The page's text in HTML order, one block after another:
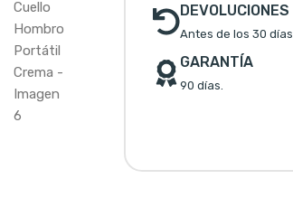
DEVOLUCIONES
Antes de los 30 días.
GARANTÍA
90 días.